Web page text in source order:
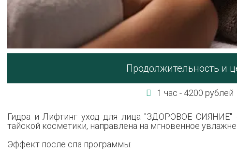
Продолжительность и
1 час - 4200 рублей
Гидра и Лифтинг уход для лица "ЗДОРОВОЕ СИЯНИЕ"
тайской косметики, направлена на мгновенное
Эффект после спа программы: